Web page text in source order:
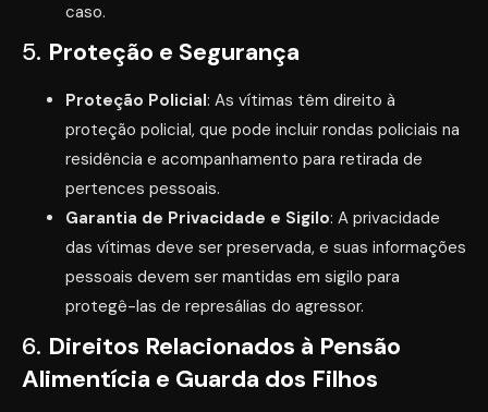
caso.
5. Proteção e Segurança
Proteção Policial: As vítimas têm direito à
proteção policial, que pode incluir rondas policiais na
residência e acompanhamento para retirada de
pertences pessoais.
Garantia de Privacidade e Sigilo: A privacidade
das vítimas deve ser preservada, e suas informações
pessoais devem ser mantidas em sigilo para
protegê-las de represálias do agressor.
6. Direitos Relacionados à Pensão
Alimentícia e Guarda dos Filhos